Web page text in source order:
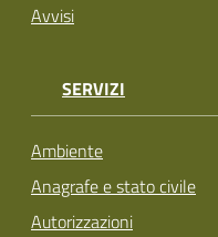
Avvisi
SERVIZI
Ambiente
Anagrafe e stato civile
Autorizzazioni